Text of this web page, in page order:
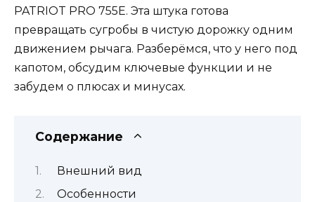
PATRIOT PRO 755E. Эта штука готова
превращать сугробы в чистую дорожку одним
движением рычага. Разберёмся, что у него под
капотом, обсудим ключевые функции и не
забудем о плюсах и минусах.
Содержание
Внешний вид
Особенности